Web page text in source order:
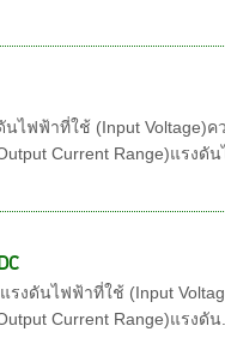
นไฟฟ้าที่ใช้ (Input Voltage)
Current Range)แรงดัน
แรงดันไฟฟ้าที่ใช้ (Input
Current Range)แรงดัน...